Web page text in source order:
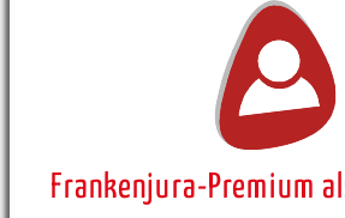
Frankenjura-Premium